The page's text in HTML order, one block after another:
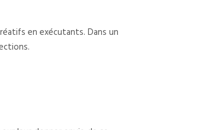
en exécutants. Dans un